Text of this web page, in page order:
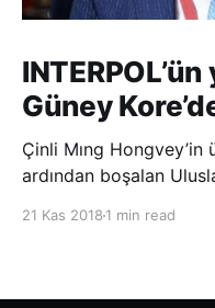
Güney
Çinli Mıng Hongvey’in
ardından boşalan
21 Kas 2018 1 min read